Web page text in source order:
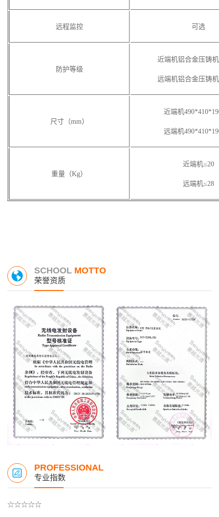
远程监控 可选
防护等级
近端机铝合金压铸
远端机铝合金压铸
尺寸（mm）
近端机
远端机
重量（Kg）
近端机≤20
远端机≤28
SCHOOL MOTTO
荣誉资质
PROFESSIONAL
专业指数
☆☆☆☆☆